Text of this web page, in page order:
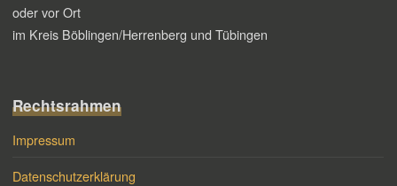
oder vor Ort
im Kreis Böblingen/Herrenberg und Tübingen
Rechtsrahmen
Impressum
Datenschutzerklärung